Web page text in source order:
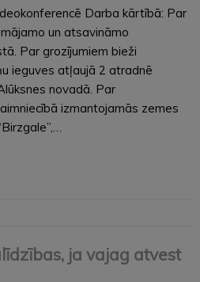
Darba kārtībā: Par
un atsavināmo
Par grozījumiem bieži
ieguves atļaujā 2 atradnē
novadā. Par
izmantojamās zemes
ja vajag atvest